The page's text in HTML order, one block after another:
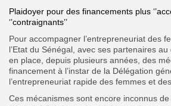
Plaidoyer pour des financements plus
‘’contraignants’’
Pour accompagner l’entrepreneuriat des
l’Etat du Sénégal, avec ses partenaires
en place, depuis plusieurs années, des
financement à l’instar de la Délégation
l’entrepreneuriat rapide des femmes et
Ces mécanismes sont encore inconnus